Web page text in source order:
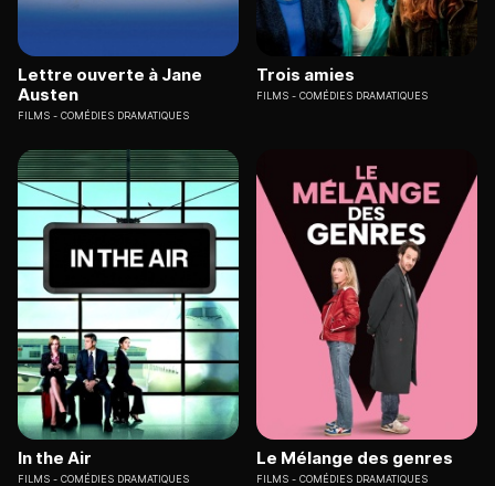
Lettre ouverte à Jane
Austen
FILMS COMÉDIES DRAMATIQUES
Trois amies
FILMS COMÉDIES DRAMATIQUES
In the Air
FILMS COMÉDIES DRAMATIQUES
Le Mélange des genres
FILMS COMÉDIES DRAMATIQUES